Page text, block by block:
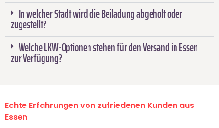
In welcher Stadt wird die Beiladung abgeholt oder
zugestellt?
Welche LKW-Optionen stehen für den Versand in Essen
zur Verfügung?
Echte Erfahrungen von zufriedenen Kunden aus
Essen